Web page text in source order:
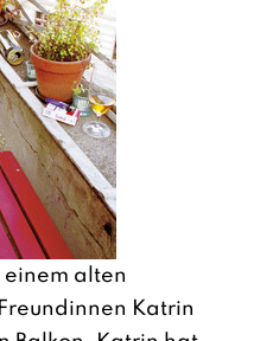
einem alten
Katrin